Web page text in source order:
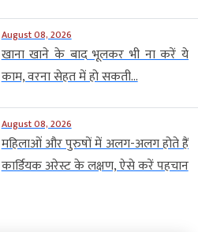
August 08, 2026
खाना खाने के बाद भूलकर भी ना करें ये
काम, वरना सेहत में हो सकती...
August 08, 2026
महिलाओं और पुरुषों में अलग-अलग होते हैं
कार्डियक अरेस्ट के लक्षण, ऐसे करें पहचान